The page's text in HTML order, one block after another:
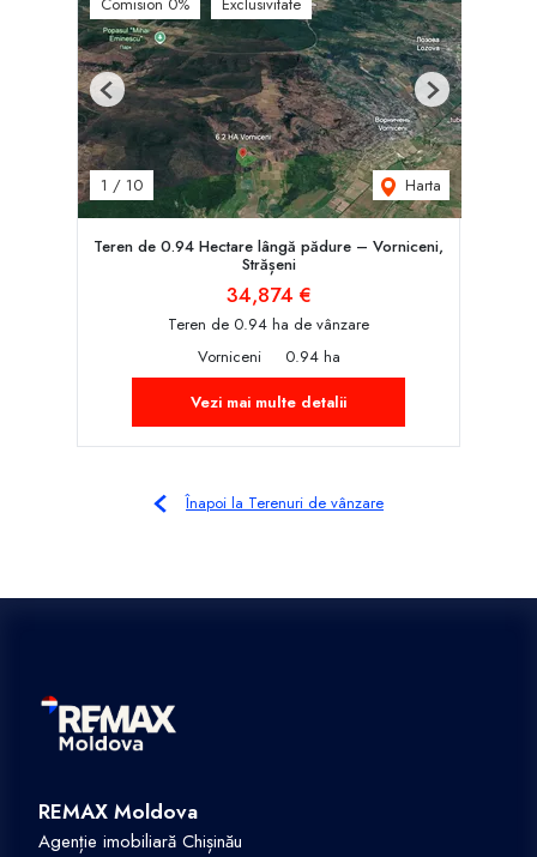
Comision 0% Exclusivitate
1 / 10 Harta
Previous Next
Teren de 0.94 Hectare lângă pădure – Vorniceni,
Strășeni
34,874 €
Teren de 0.94 ha de vânzare
Vorniceni
0.94 ha
Vezi mai multe detalii
Înapoi la Terenuri de vânzare
REMAX Moldova
Agenție imobiliară Chișinău